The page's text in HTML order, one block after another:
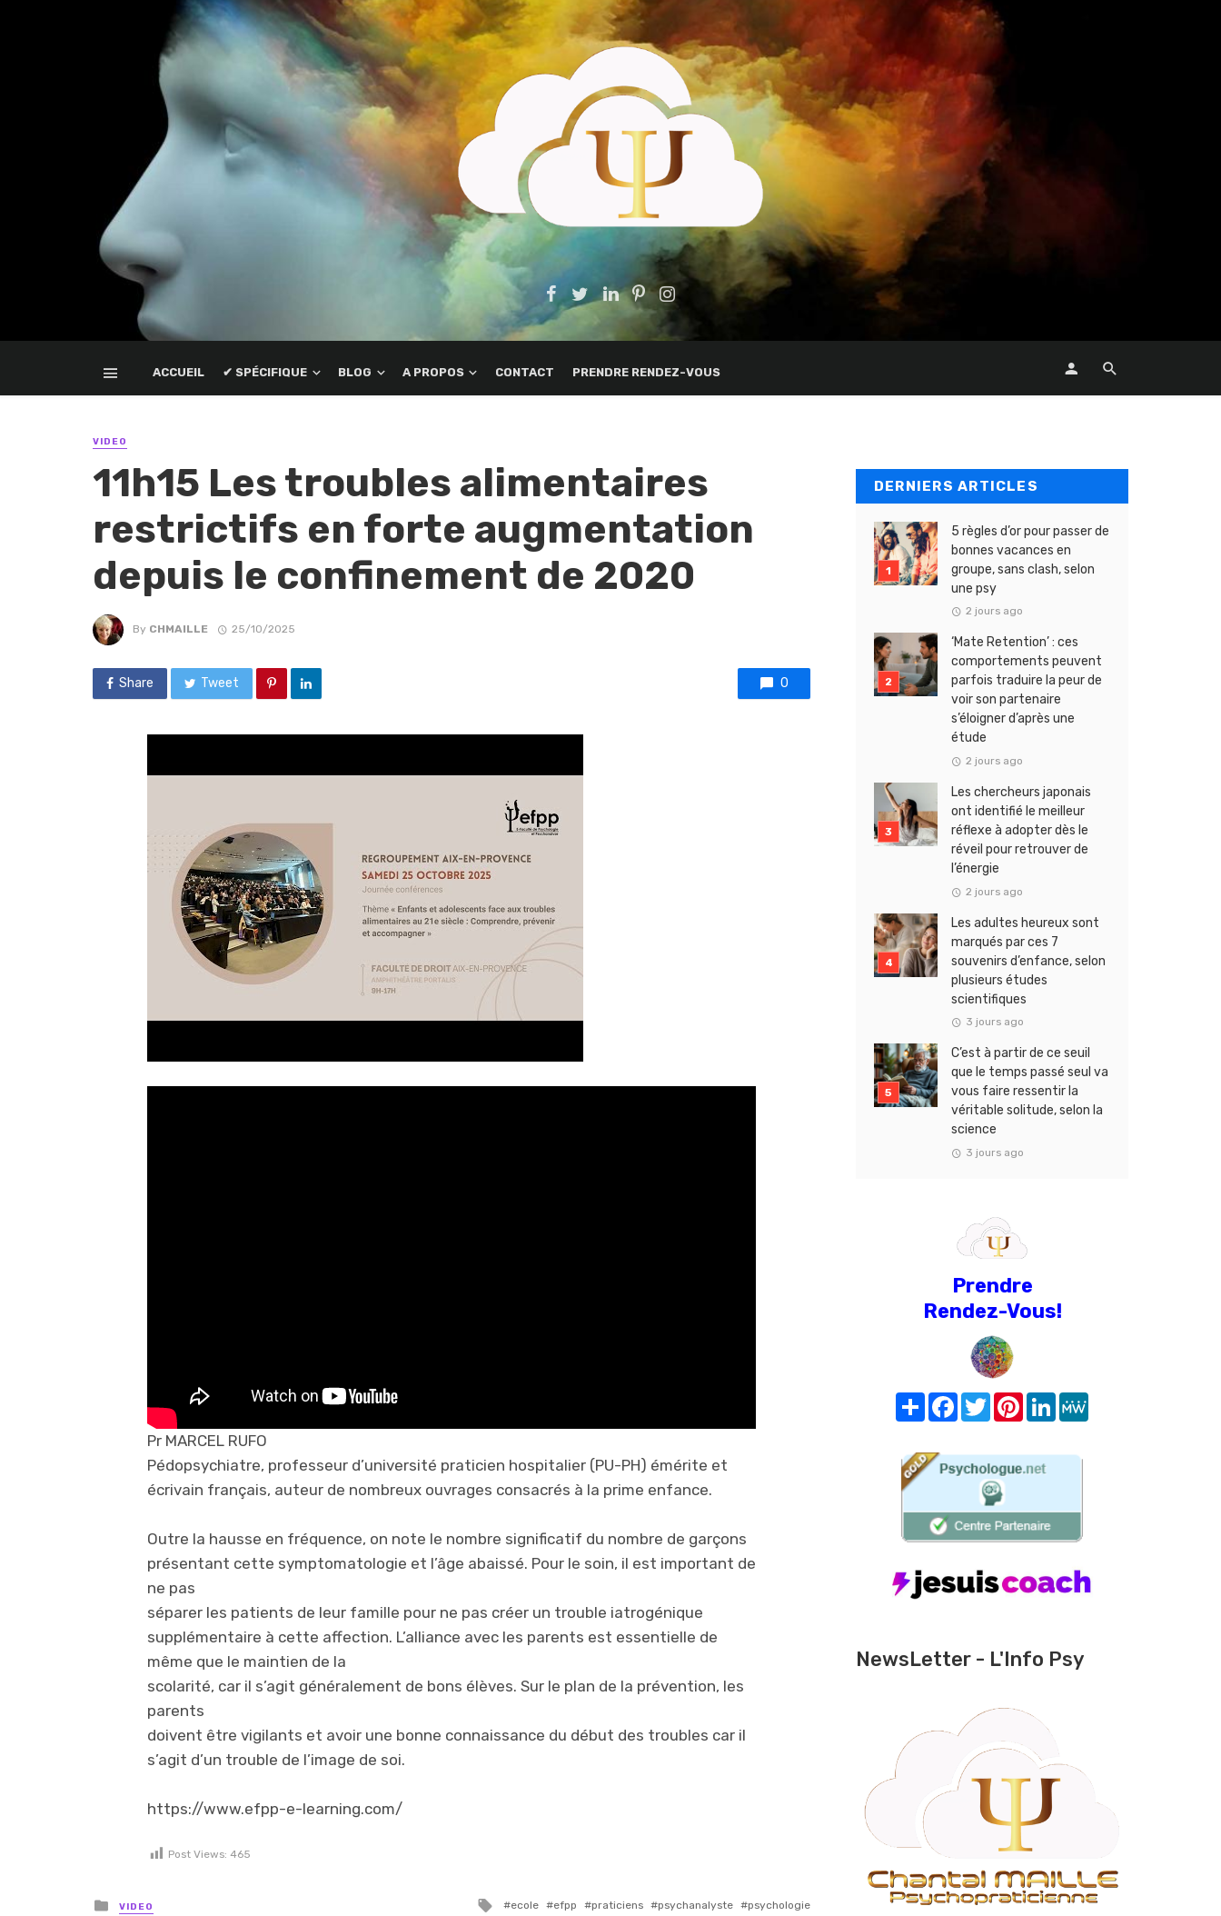
ACCUEIL ✔ SPÉCIFIQUE BLOG A PROPOS CONTACT PRENDRE RENDEZ-VOUS
VIDEO
11h15 Les troubles alimentaires
restrictifs en forte augmentation
depuis le confinement de 2020
By CHMAILLE 25/10/2025
Share Tweet 0
Pr MARCEL RUFO
Pédopsychiatre, professeur d’université praticien hospitalier (PU-PH) émérite et
écrivain français, auteur de nombreux ouvrages consacrés à la prime enfance.
Outre la hausse en fréquence, on note le nombre significatif du nombre de garçons
présentant cette symptomatologie et l’âge abaissé. Pour le soin, il est important de
ne pas
séparer les patients de leur famille pour ne pas créer un trouble iatrogénique
supplémentaire à cette affection. L’alliance avec les parents est essentielle de
même que le maintien de la
scolarité, car il s’agit généralement de bons élèves. Sur le plan de la prévention, les
parents
doivent être vigilants et avoir une bonne connaissance du début des troubles car il
s’agit d’un trouble de l’image de soi.
https://www.efpp-e-learning.com/
Post Views: 465
Posted in
VIDEO Tagged with
ecole efpp praticiens psychanalyste
psychologie
DERNIERS ARTICLES
5 règles d’or pour passer de
bonnes vacances en
groupe, sans clash, selon
une psy
2 jours ago
‘Mate Retention’ : ces
comportements peuvent
parfois traduire la peur de
voir son partenaire
s’éloigner d’après une
étude
2 jours ago
Les chercheurs japonais
ont identifié le meilleur
réflexe à adopter dès le
réveil pour retrouver de
l’énergie
2 jours ago
Les adultes heureux sont
marqués par ces 7
souvenirs d’enfance, selon
plusieurs études
scientifiques
3 jours ago
C’est à partir de ce seuil
que le temps passé seul va
vous faire ressentir la
véritable solitude, selon la
science
3 jours ago
Prendre
Rendez-Vous!
Share FacebookTwitterPinterest
LinkedIn
NewsLetter - L'Info Psy